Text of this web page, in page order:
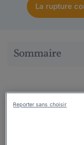
La rupture
Sommaire
Objectif des
d'indemnisation
rupture
Reporter sans choisir